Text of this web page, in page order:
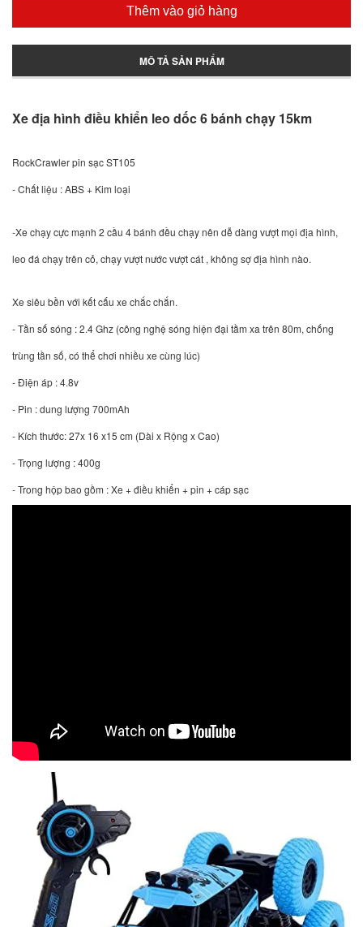
Thêm vào giỏ hàng
MÔ TẢ SẢN PHẨM
Xe địa hình điều khiển leo dốc 6 bánh chạy 15km
RockCrawler pin sạc ST105
- Chất liệu : ABS + Kim loại
-Xe chạy cực mạnh 2 cầu 4 bánh đều chạy nên dễ dàng vượt mọi địa hình,
leo đá chạy trên cỏ, chạy vượt nước vượt cát , không sợ địa hình nào.
Xe siêu bền với kết cấu xe chắc chắn.
- Tần số sóng : 2.4 Ghz (công nghệ sóng hiện đại tầm xa trên 80m, chống
trùng tần số, có thể chơi nhiều xe cùng lúc)
- Điện áp : 4.8v
- Pin : dung lượng 700mAh
- Kích thước: 27x 16 x15 cm (Dài x Rộng x Cao)
- Trọng lượng : 400g
- Trong hộp bao gồm : Xe + điều khiển + pin + cáp sạc